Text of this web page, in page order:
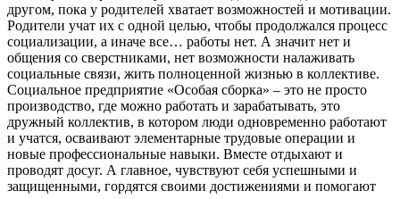
другом, пока у родителей хватает возможностей и мотивации.
Родители учат их с одной целью, чтобы продолжался процесс
социализации, а иначе все… работы нет. А значит нет и
общения со сверстниками, нет возможности налаживать
социальные связи, жить полноценной жизнью в коллективе.
Социальное предприятие «Особая сборка» – это не просто
производство, где можно работать и зарабатывать, это
дружный коллектив, в котором люди одновременно работают
и учатся, осваивают элементарные трудовые операции и
новые профессиональные навыки. Вместе отдыхают и
проводят досуг. А главное, чувствуют себя успешными и
защищенными, гордятся своими достижениями и помогают